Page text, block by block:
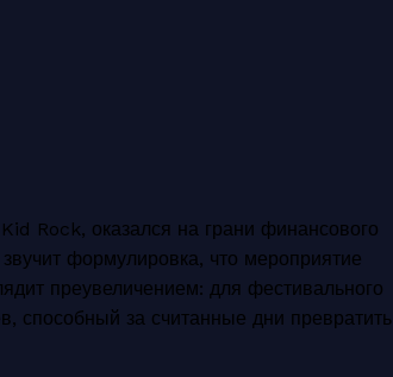
Rock, оказался на грани финансового
формулировка, что мероприятие
преувеличением: для фестивального
способный за считанные дни превратить